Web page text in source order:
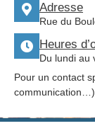
Adresse
Rue du
Heures
Du lundi au
Pour un contact